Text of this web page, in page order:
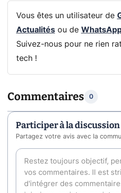
Vous êtes un utilisateur de
Actualitésou de
Suivez-nous pour ne rien
tech !
Commentaires 0
Participer à la discussion
Partagez votre avis avec la